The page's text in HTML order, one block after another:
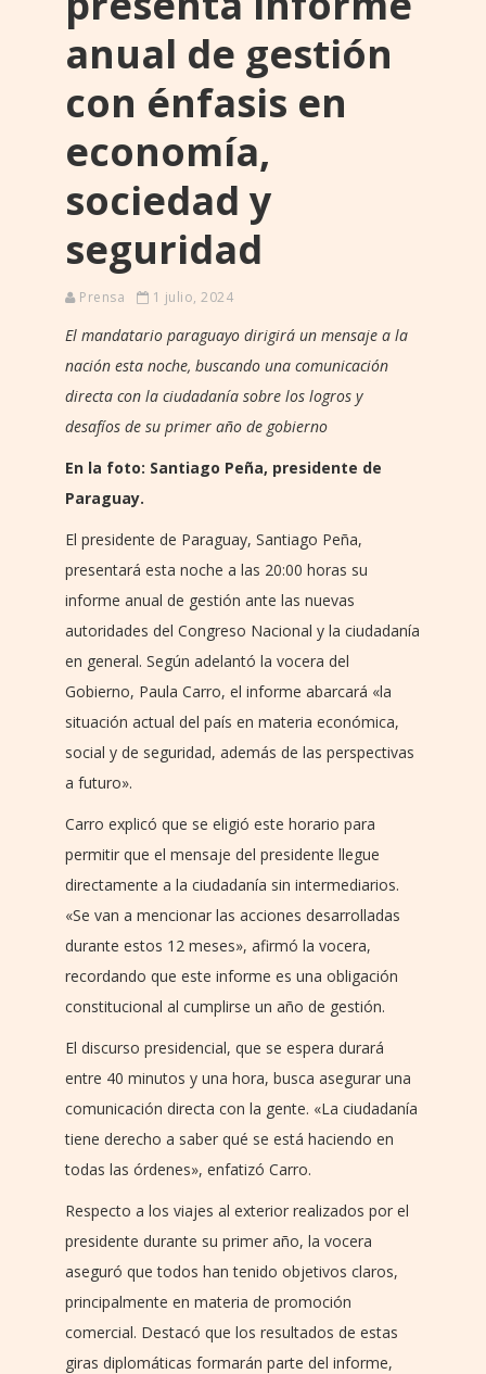
anual de gestión
con énfasis en
economía,
sociedad y
seguridad
Prensa 1 julio, 2024
El mandatario paraguayo dirigirá un mensaje a la
nación esta noche, buscando una comunicación
directa con la ciudadanía sobre los logros y
desafíos de su primer año de gobierno
En la foto: Santiago Peña, presidente de
Paraguay.
El presidente de Paraguay, Santiago Peña,
presentará esta noche a las 20:00 horas su
informe anual de gestión ante las nuevas
autoridades del Congreso Nacional y la ciudadanía
en general. Según adelantó la vocera del
Gobierno, Paula Carro, el informe abarcará «la
situación actual del país en materia económica,
social y de seguridad, además de las perspectivas
a futuro».
Carro explicó que se eligió este horario para
permitir que el mensaje del presidente llegue
directamente a la ciudadanía sin intermediarios.
«Se van a mencionar las acciones desarrolladas
durante estos 12 meses», afirmó la vocera,
recordando que este informe es una obligación
constitucional al cumplirse un año de gestión.
El discurso presidencial, que se espera durará
entre 40 minutos y una hora, busca asegurar una
comunicación directa con la gente. «La ciudadanía
tiene derecho a saber qué se está haciendo en
todas las órdenes», enfatizó Carro.
Respecto a los viajes al exterior realizados por el
presidente durante su primer año, la vocera
aseguró que todos han tenido objetivos claros,
principalmente en materia de promoción
comercial. Destacó que los resultados de estas
giras diplomáticas formarán parte del informe,